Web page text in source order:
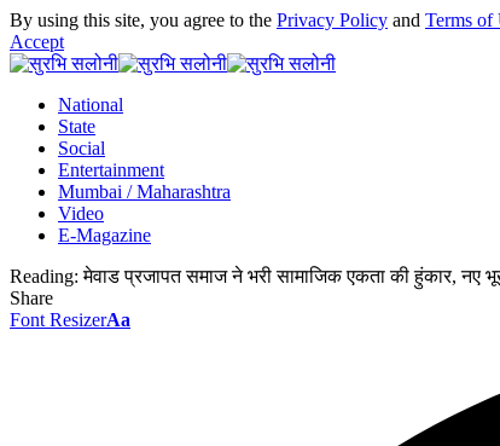
By using this site, you agree to the Privacy Policy and Terms of
Accept
National
State
Social
Entertainment
Mumbai / Maharashtra
Video
E-Magazine
Reading: मेवाड प्रजापत समाज ने भरी सामाजिक एकता की हुंकार, नए
Share
Font ResizerAa